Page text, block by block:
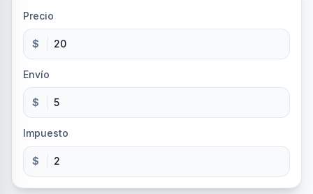
Precio
$
Envío
$
Impuesto
$